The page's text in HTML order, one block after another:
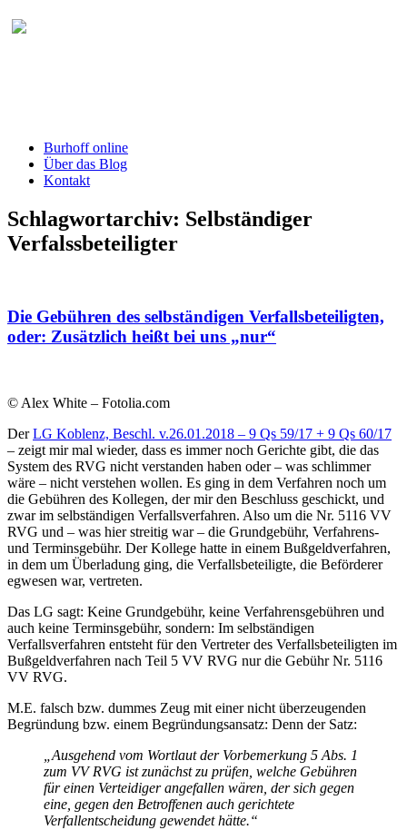
Burhoff online
Über das Blog
Kontakt
Schlagwortarchiv: Selbständiger
Verfalssbeteiligter
Die Gebühren des selbständigen Verfallsbeteiligten,
oder: Zusätzlich heißt bei uns „nur“
© Alex White – Fotolia.com
DerLG Koblenz, Beschl. v.26.01.2018 – 9 Qs 59/17 + 9 Qs 60/17
– zeigt mir mal wieder, dass es immer noch Gerichte gibt, die das
System des RVG nicht verstanden haben oder – was schlimmer
wäre – nicht verstehen wollen. Es ging in dem Verfahren noch um
die Gebühren des Kollegen, der mir den Beschluss geschickt, und
zwar im selbständigen Verfallsverfahren. Also um die Nr. 5116 VV
RVG und – was hier streitig war – die Grundgebühr, Verfahrens-
und Terminsgebühr. Der Kollege hatte in einem Bußgeldverfahren,
in dem um Überladung ging, die Verfallsbeteiligte, die Beförderer
egwesen war, vertreten.
Das LG sagt: Keine Grundgebühr, keine Verfahrensgebühren und
auch keine Terminsgebühr, sondern: Im selbständigen
Verfallsverfahren entsteht für den Vertreter des Verfallsbeteiligten im
Bußgeldverfahren nach Teil 5 VV RVG nur die Gebühr Nr. 5116
VV RVG.
M.E. falsch bzw. dummes Zeug mit einer nicht überzeugenden
Begründung bzw. einem Begründungsansatz: Denn der Satz:
„Ausgehend vom Wortlaut der Vorbemerkung 5 Abs. 1
zum VV RVG ist zunächst zu prüfen, welche Gebühren
für einen Verteidiger angefallen wären, der sich gegen
eine, gegen den Betroffenen auch gerichtete
Verfallentscheidung gewendet hätte.“